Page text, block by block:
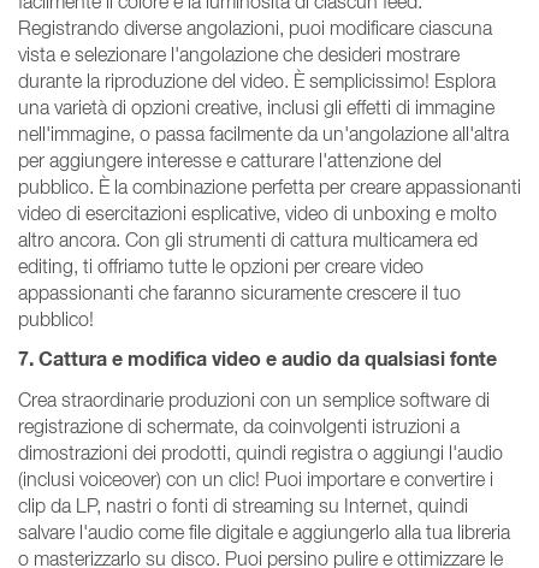
Registrando diverse angolazioni, puoi modificare ciascuna
vista e selezionare l'angolazione che desideri mostrare
durante la riproduzione del video. È semplicissimo! Esplora
una varietà di opzioni creative, inclusi gli effetti di immagine
nell'immagine, o passa facilmente da un'angolazione all'altra
per aggiungere interesse e catturare l'attenzione del
pubblico. È la combinazione perfetta per creare appassionanti
video di esercitazioni esplicative, video di unboxing e molto
altro ancora. Con gli strumenti di cattura multicamera ed
editing, ti offriamo tutte le opzioni per creare video
appassionanti che faranno sicuramente crescere il tuo
pubblico!
7. Cattura e modifica video e audio da qualsiasi fonte
Crea straordinarie produzioni con un semplice software di
registrazione di schermate, da coinvolgenti istruzioni a
dimostrazioni dei prodotti, quindi registra o aggiungi l'audio
(inclusi voiceover) con un clic! Puoi importare e convertire i
clip da LP, nastri o fonti di streaming su Internet, quindi
salvare l'audio come file digitale e aggiungerlo alla tua libreria
o masterizzarlo su disco. Puoi persino pulire e ottimizzare le